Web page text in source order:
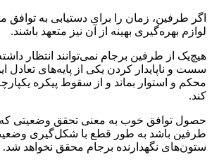
اگر طرفین، زمان را برای دستیابی به توافق
لوازم بهره‌گیری بهینه از آن نیز متعهد باشند.
هیچ‌یک از طرفین برجام نمی‌توانند انتظار
سست و ناپایدار کردن یکی از پایه‌های تعادل
محکم و استوار بماند و از سقوط پیکره
کند.
حصول توافق خوب به معنی تحقق وضعیتی که
طرفین باشد به طور قطع با شکل‌گیری وضعیت
ستون‌های نگهدارنده برجام محقق نخواهد شد.